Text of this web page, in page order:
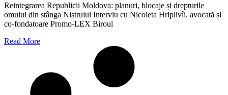
Reintegrarea Republicii Moldova: planuri, blocaje și drepturile
omului din stânga Nistrului Interviu cu Nicoleta Hriplivîi, avocată și
co-fondatoare Promo-LEX Biroul
Read More